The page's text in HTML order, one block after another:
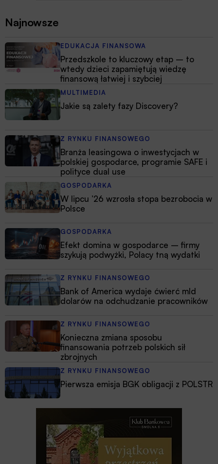
Najnowsze
EDUKACJA FINANSOWA
Przedszkole to kluczowy etap – to
wtedy dzieci zapamiętują wiedzę
finansową łatwiej i szybciej
MULTIMEDIA
Jakie są zalety fazy Discovery?
Z RYNKU FINANSOWEGO
Branża leasingowa o inwestycjach w
polskiej gospodarce, programie SAFE i
polityce dual use
GOSPODARKA
W lipcu ’26 wzrosła stopa bezrobocia w
Polsce
GOSPODARKA
Efekt domina w gospodarce – firmy
szykują podwyżki, Polacy tną wydatki
Z RYNKU FINANSOWEGO
Bank of America wydaje ćwierć mld
dolarów na odchudzanie pracowników
Z RYNKU FINANSOWEGO
Konieczna zmiana sposobu
finansowania potrzeb polskich sił
zbrojnych
Z RYNKU FINANSOWEGO
Pierwsza emisja BGK obligacji z POLSTR